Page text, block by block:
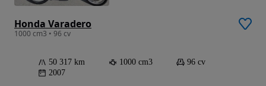
Honda Varadero
1000 cm3 • 96 cv
50 317 km 1000 cm3
96 cv
2007